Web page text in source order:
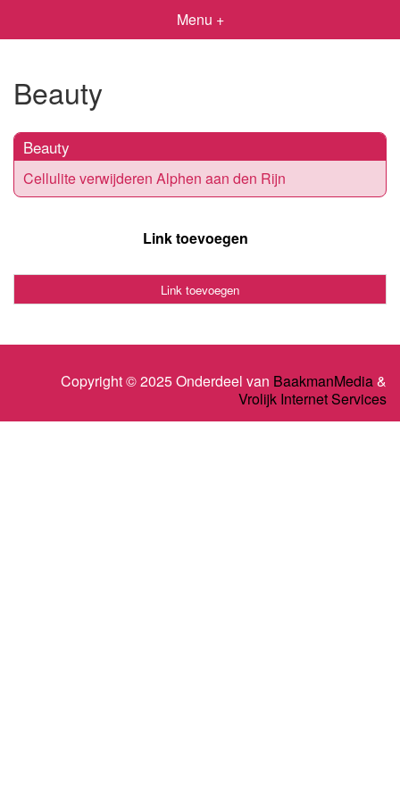
Menu +
Beauty
Beauty
Cellulite verwijderen Alphen aan den Rijn
Link toevoegen
Link toevoegen
Copyright © 2025 Onderdeel van BaakmanMedia&
Vrolijk Internet Services